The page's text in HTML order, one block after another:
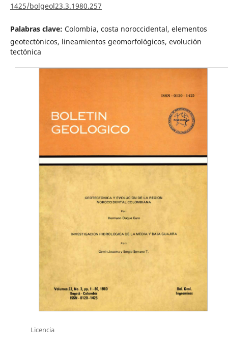
1425/bolgeol23.3.1980.257
Palabras clave: Colombia, costa noroccidental, elementos
geotectónicos, lineamientos geomorfológicos, evolución
tectónica
Licencia